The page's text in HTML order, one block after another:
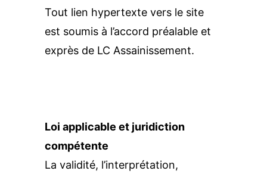
Tout lien hypertexte vers le site
est soumis à l’accord préalable et
exprès de LC Assainissement.
Loi applicable et juridiction
compétente
La validité, l’interprétation,